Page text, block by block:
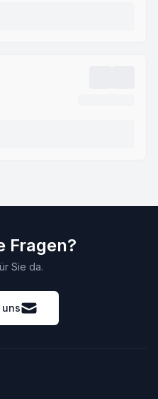
Fragen?
Sie da.
uns